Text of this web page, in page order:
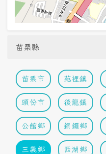
苗栗縣
苗栗市 苑裡鎮
頭份市 後龍鎮
公館鄉 銅鑼鄉
三義鄉 西湖鄉